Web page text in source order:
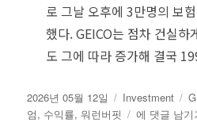
로 그날 오후에 3만명의 보
했다. GEICO는 점차 건실하
도 그에 따라 증가해 결국
작
성
2026년 05월 12일
카
테
Investment
엄, 수익률,워런버핏
벤
에 댓글 남기